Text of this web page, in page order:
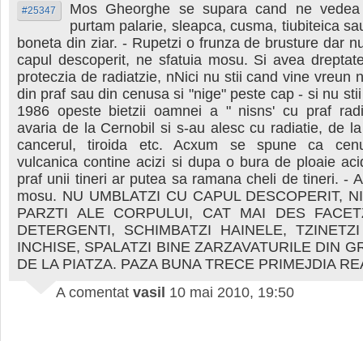
#25347
Mos Gheorghe se supara cand ne
purtam palarie, sleapca, cusma, tiubiteica
boneta din ziar. - Rupetzi o frunza de brusture dar
capul descoperit, ne sfatuia mosu. Si avea
proteczia de radiatzie, nNici nu stii cand vine vreun
din praf sau din cenusa si "nige" peste cap - si nu
1986 opeste bietzii oamnei a " nisns' cu praf
avaria de la Cernobil si s-au alesc cu radiatie, de
cancerul, tiroida etc. Acxum se spune ca
vulcanica contine acizi si dupa o bura de ploaie
praf unii tineri ar putea sa ramana cheli de tineri. -
mosu. NU UMBLATZI CU CAPUL DESCOPERIT,
PARZTI ALE CORPULUI, CAT MAI DES
DETERGENTI, SCHIMBATZI HAINELE,
INCHISE, SPALATZI BINE ZARZAVATURILE DIN
DE LA PIATZA. PAZA BUNA TRECE PRIMEJDIA
A comentat vasil 10 mai 2010, 19:50